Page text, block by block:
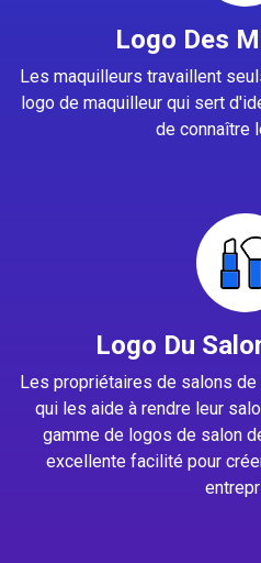
Logo Des
Les maquilleurs travaillent
logo de maquilleur qui sert
de connaître
Logo Du
Les propriétaires de salons de
qui les aide à rendre leur
gamme de logos de salon
excellente facilité pour